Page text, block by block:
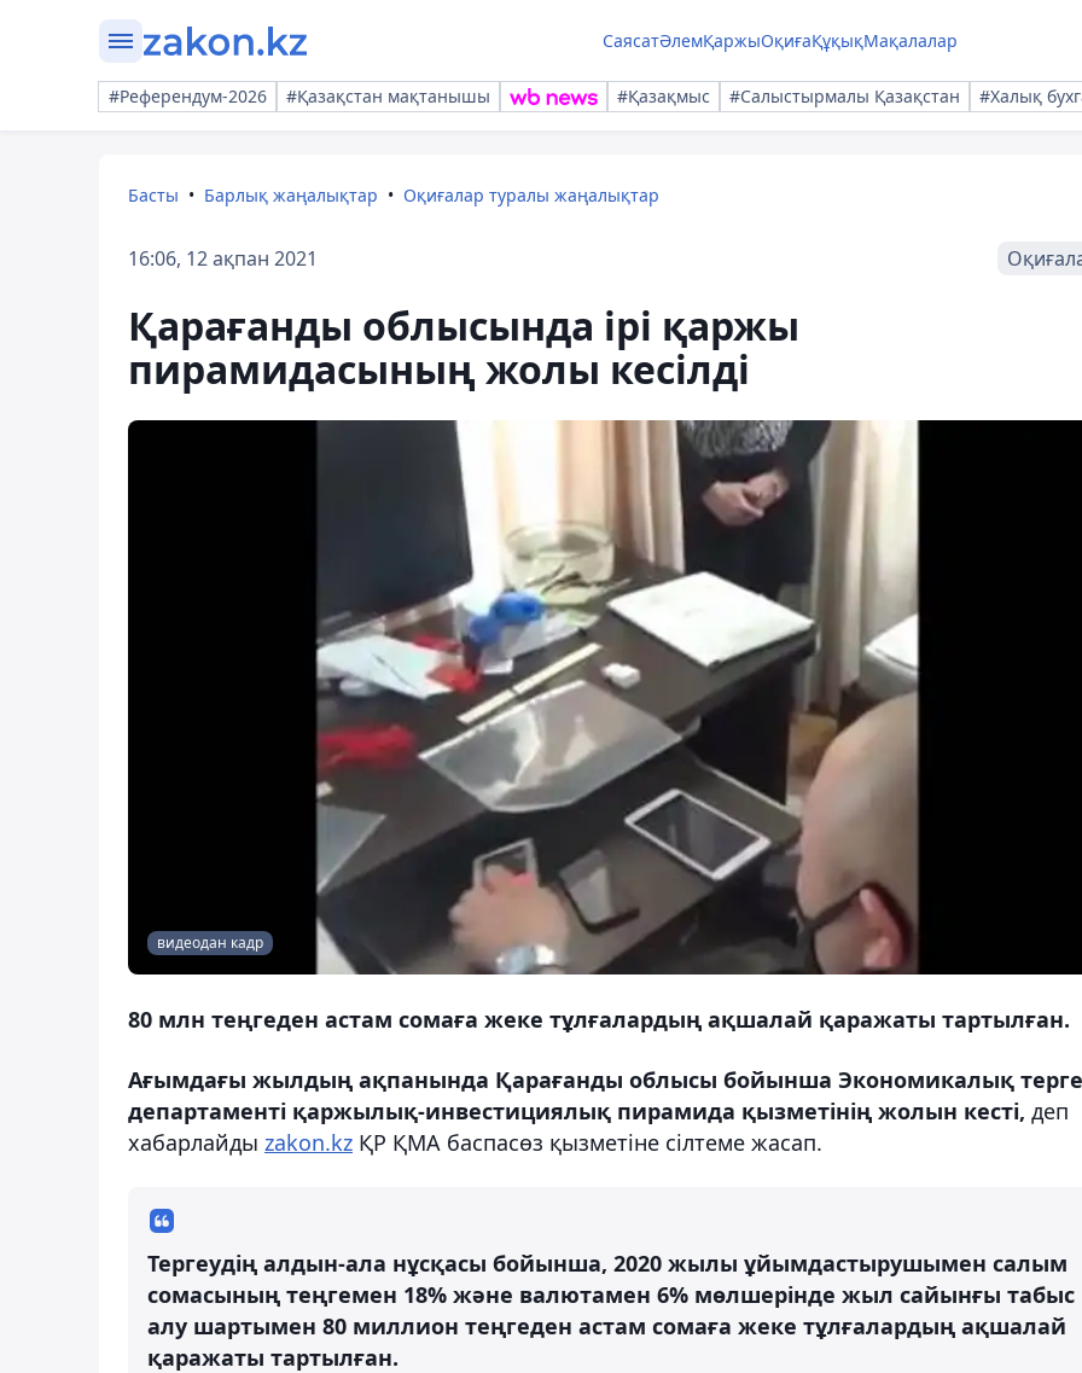
СаясатӘлемҚаржыОқиғаҚұқықМақалалар
#Референдум-2026 #Қазақстан мақтанышы #Қазақмыс #Салыстырмалы Қазақстан #Халық
Басты Барлық жаңалықтар Оқиғалар туралы жаңалықтар
16:06, 12 ақпан 2021
Қарағанды облысында ірі қаржы
пирамидасының жолы кесілді
видеодан кадр
80 млн теңгеден астам сомаға жеке тұлғалардың ақшалай қаражаты тартылған.
Ағымдағы жылдың ақпанында Қарағанды облысы бойынша Экономикалық
департаменті қаржылық-инвестициялық пирамида қызметінің жолын кесті, деп
хабарлайды zakon.kz ҚР ҚМА баспасөз қызметіне сілтеме жасап.
Тергеудің алдын-ала нұсқасы бойынша, 2020 жылы ұйымдастырушымен салым
сомасының теңгемен 18% және валютамен 6% мөлшерінде жыл сайынғы табыс
алу шартымен 80 миллион теңгеден астам сомаға жеке тұлғалардың ақшалай
қаражаты тартылған.